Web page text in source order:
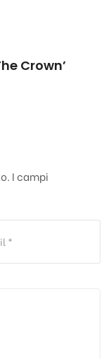
Crown’
I campi